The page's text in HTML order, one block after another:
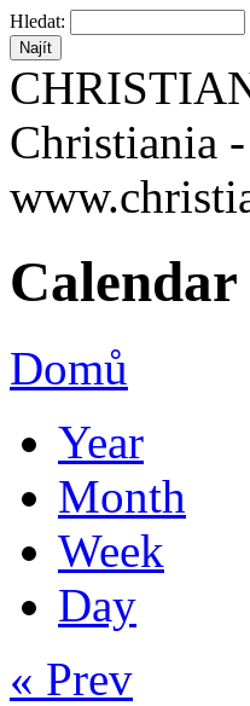
Hledat:
Christiania
Calendar
Domů
Year
Month
Week
Day
« Prev